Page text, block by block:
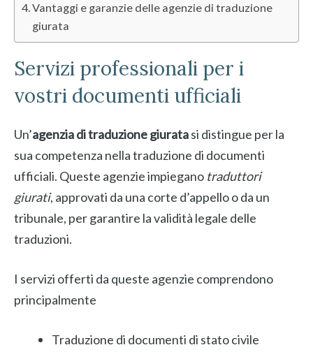
Vantaggi e garanzie delle agenzie di traduzione
giurata
Servizi professionali per i
vostri documenti ufficiali
Un’agenzia di traduzione giuratasi distingue per la
sua competenza nella traduzione di documenti
ufficiali. Queste agenzie impiegano traduttori
giurati, approvati da una corte d’appello o da un
tribunale, per garantire la validità legale delle
traduzioni.
I servizi offerti da queste agenzie comprendono
principalmente
Traduzione di documenti di stato civile